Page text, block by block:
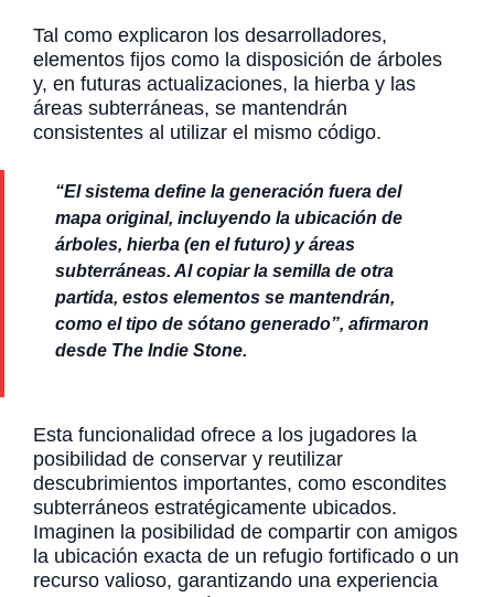
Tal como explicaron los desarrolladores,
elementos fijos como la disposición de árboles
y, en futuras actualizaciones, la hierba y las
áreas subterráneas, se mantendrán
consistentes al utilizar el mismo código.
“El sistema define la generación fuera del
mapa original, incluyendo la ubicación de
árboles, hierba (en el futuro) y áreas
subterráneas. Al copiar la semilla de otra
partida, estos elementos se mantendrán,
como el tipo de sótano generado”, afirmaron
desde The Indie Stone.
Esta funcionalidad ofrece a los jugadores la
posibilidad de conservar y reutilizar
descubrimientos importantes, como escondites
subterráneos estratégicamente ubicados.
Imaginen la posibilidad de compartir con amigos
la ubicación exacta de un refugio fortificado o un
recurso valioso, garantizando una experiencia